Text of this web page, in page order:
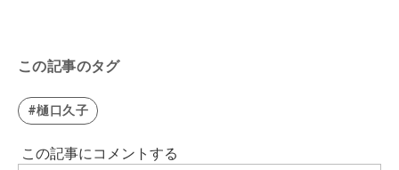
この記事のタグ
#樋口久子